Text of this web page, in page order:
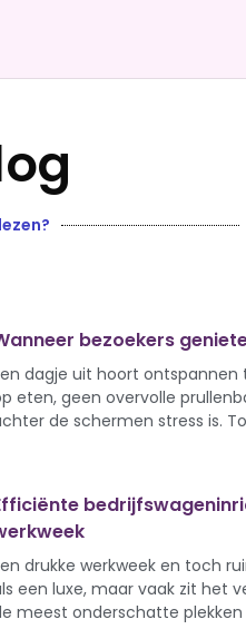
bezoekers
dagje uit hoort ontspannen
eten, geen overvolle
de schermen stress is.
drukke werkweek en toch
een luxe, maar vaak zit het
meest onderschatte